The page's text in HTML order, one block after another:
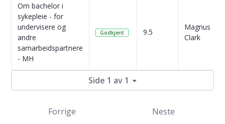
Om bachelor i
sykepleie - for
undervisere og
andre
samarbeidspartnere
- MH
Godkjent 9.5
Magnus
Clark
Side 1 av 1
Forrige Neste